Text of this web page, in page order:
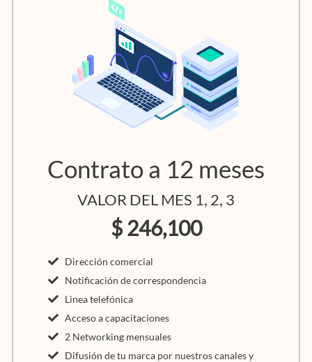
Contrato a 12 meses
VALOR DEL MES 1, 2, 3
$ 246,100
Dirección comercial
Notificación de correspondencia
Linea telefónica
Acceso a capacitaciones
2 Networking mensuales
Difusión de tu marca por nuestros canales y